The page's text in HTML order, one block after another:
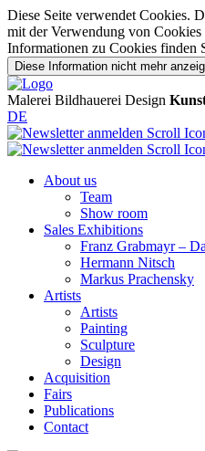
Diese Seite verwendet Cookies.
mit der Verwendung von Cookies
Informationen zu Cookies finden
Diese Information nicht mehr
Malerei Bildhauerei Design
DE
About us
Team
Show room
Sales Exhibitions
Franz Grabmayr –
Hermann Nitsch
Markus Prachensky
Artists
Artists
Painting
Sculpture
Design
Acquisition
Fairs
Publications
Contact